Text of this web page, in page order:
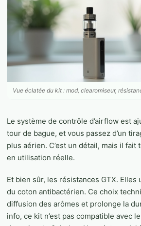
Vue éclatée du kit : mod, clearomiseur,
Le système de contrôle d’airflow est
tour de bague, et vous passez d’un
plus aérien. C’est un détail, mais il fait
en utilisation réelle.
Et bien sûr, les résistances GTX.
du coton antibactérien. Ce choix
diffusion des arômes et prolonge la
info, ce kit n’est pas compatible avec